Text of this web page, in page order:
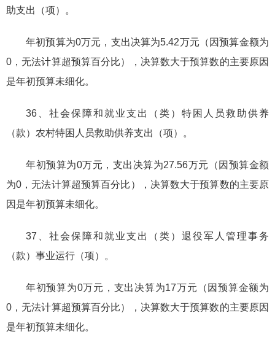
助支出（项）。
年初预算为0万元，支出决算为5.42万元（因预算金额为
0，无法计算超预算百分比），决算数大于预算数的主要原因
是年初预算未细化。
36、社会保障和就业支出（类）特困人员救助供养
（款）农村特困人员救助供养支出（项）。
年初预算为0万元，支出决算为27.56万元（因预算金额
为0，无法计算超预算百分比），决算数大于预算数的主要原
因是年初预算未细化。
37、社会保障和就业支出（类）退役军人管理事务
（款）事业运行（项）。
年初预算为0万元，支出决算为17万元（因预算金额为
0，无法计算超预算百分比），决算数大于预算数的主要原因
是年初预算未细化。